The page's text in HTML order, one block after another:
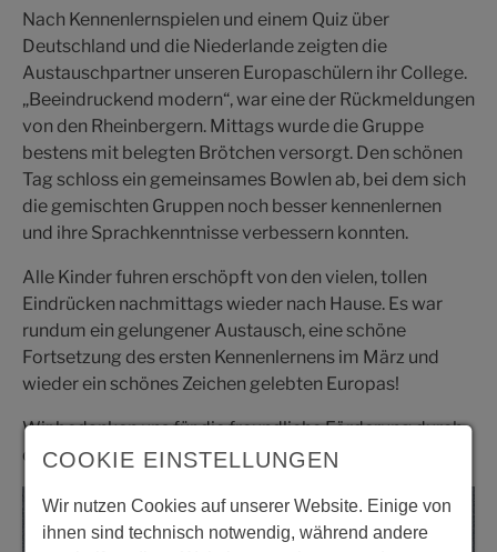
Nach Kennenlernspielen und einem Quiz über
Deutschland und die Niederlande zeigten die
Austauschpartner unseren Europaschülern ihr College.
„Beeindruckend modern“, war eine der Rückmeldungen
von den Rheinbergern. Mittags wurde die Gruppe
bestens mit belegten Brötchen versorgt. Den schönen
Tag schloss ein gemeinsames Bowlen ab, bei dem sich
die gemischten Gruppen noch besser kennenlernen
und ihre Sprachkenntnisse verbessern konnten.
Alle Kinder fuhren erschöpft von den vielen, tollen
Eindrücken nachmittags wieder nach Hause. Es war
rundum ein gelungener Austausch, eine schöne
Fortsetzung des ersten Kennenlernens im März und
wieder ein schönes Zeichen gelebten Europas!
Wir bedanken uns für die freundliche Förderung durch
die Euregio Rhein-Waal.
COOKIE EINSTELLUNGEN
Wir nutzen Cookies auf unserer Website. Einige von
ihnen sind technisch notwendig, während andere